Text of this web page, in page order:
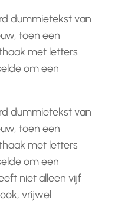
dummietekst van
toen een
met letters
om een
dummietekst van
toen een
met letters
om een
niet alleen vijf
vrijwel